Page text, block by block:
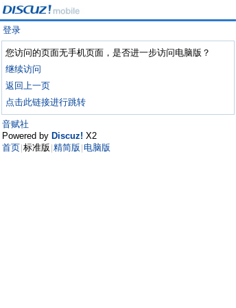
登录
您访问的页面无手机页面，是否进一步访问电脑版？
继续访问
返回上一页
点击此链接进行跳转
音赋社
Powered by Discuz! X2
首页 标准版 精简版 电脑版